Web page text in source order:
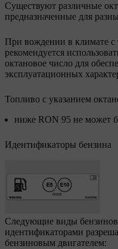
Существуют различные
предназначенные для
При вождении в климате с
рекомендуется
октановое число для
эксплуатационных
Топливо с указанием
ниже RON 95 не может
Идентификаторы бензина
Следующие виды
идентификаторами
бензиновым двигателем: